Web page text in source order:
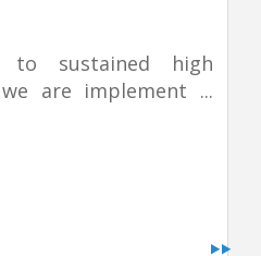
to sustained high
are implement ...